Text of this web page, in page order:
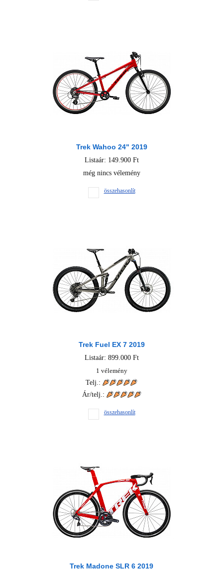
Trek Wahoo 24" 2019
Listaár: 149.900 Ft
még nincs vélemény
összehasonlít
Trek Fuel EX 7 2019
Listaár: 899.000 Ft
1 vélemény
Telj.:
Ár/telj.:
összehasonlít
Trek Madone SLR 6 2019